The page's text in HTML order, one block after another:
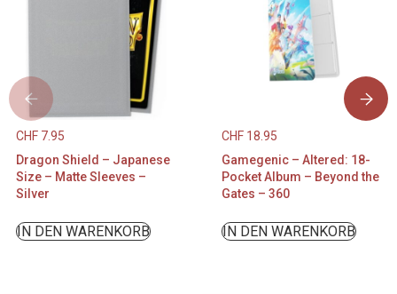
CHF 7.95
Dragon Shield – Japanese
Size – Matte Sleeves –
Silver
IN DEN WARENKORB
CHF18.95
Gamegenic – Altered: 18-
Pocket Album – Beyond the
Gates – 360
IN DEN WARENKORB